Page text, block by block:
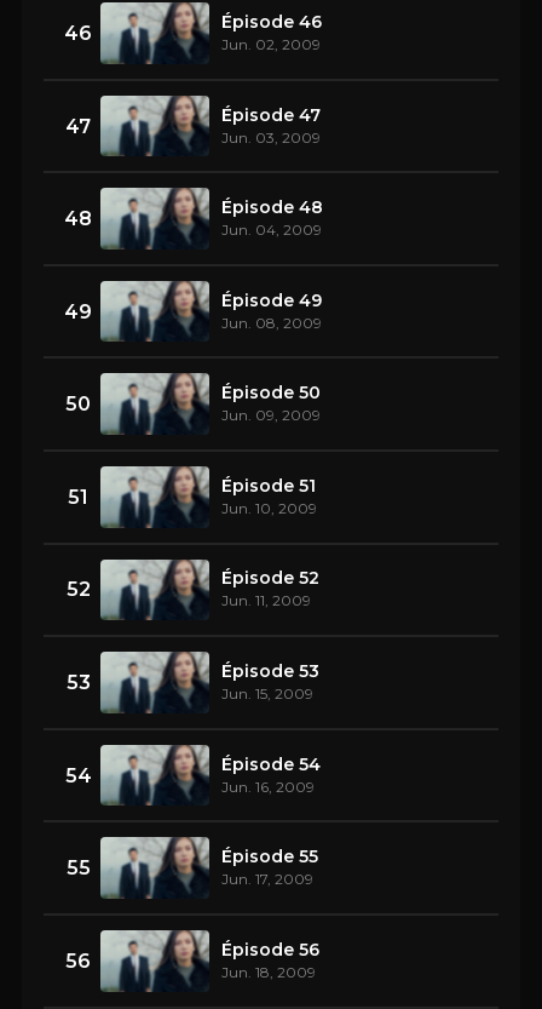
46 Épisode 46
Jun. 02, 2009
47 Épisode 47
Jun. 03, 2009
48 Épisode 48
Jun. 04, 2009
49 Épisode 49
Jun. 08, 2009
50 Épisode 50
Jun. 09, 2009
51 Épisode 51
Jun. 10, 2009
52 Épisode 52
Jun. 11, 2009
53 Épisode 53
Jun. 15, 2009
54 Épisode 54
Jun. 16, 2009
55 Épisode 55
Jun. 17, 2009
56 Épisode 56
Jun. 18, 2009